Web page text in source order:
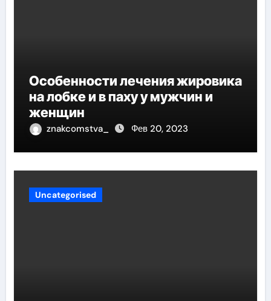
Особенности лечения жировика
на лобке и в паху у мужчин и
женщин
znakcomstva_ Фев 20, 2023
Uncategorised